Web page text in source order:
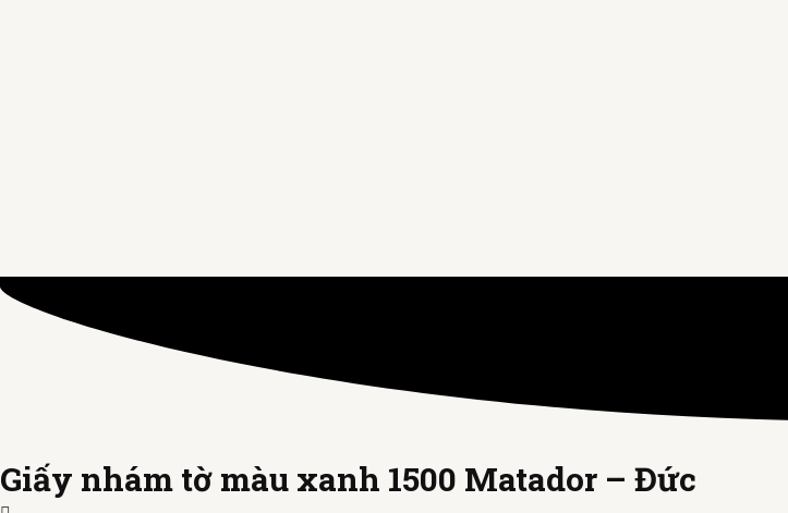
Giấy nhám tờ màu xanh 1500 Matador – Đức